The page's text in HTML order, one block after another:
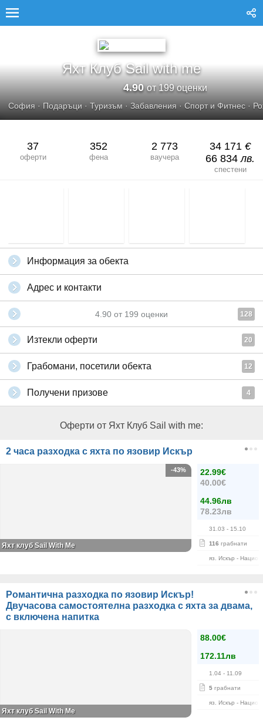
Яхт Клуб Sail with me
4.90от 199 оценки
София · Подаръци · Туризъм · Забавления · Спорт и Фитнес ·
37
оферти
352
фена
2 773
ваучера
34 171 €
66 834лв.
спестени
Информация за обекта
Адрес и контакти
4.90 от 199 оценки 128
Изтекли оферти 20
Грабомани, посетили обекта 12
Получени призове 4
Оферти от Яхт Клуб Sail with me:
2 часа разходка с яхта по язовир Искър
22.99€
40.00€
44.96лв
78.23лв
31.03 - 15.10
116 грабнати
яз. Искър -
-43%
Яхт клуб Sail With Me
Романтична разходка по язовир Искър!
Двучасова самостоятелна разходка с яхта за двама,
с включена напитка
88.00€
172.11лв
1.04 - 11.09
5 грабнати
яз. Искър -
Яхт клуб Sail With Me